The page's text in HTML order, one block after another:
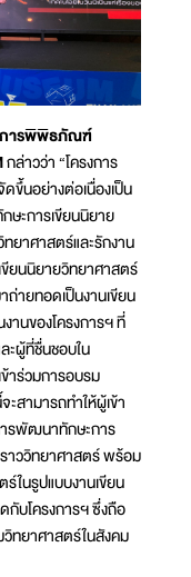
การพิพิธภัณฑ์
กล่าวว่า “โครงการ
ขึ้นอย่างต่อเนื่องเป็น
ะการเขียนนิยาย
ยาศาสตร์และรักงาน
ยนนิยายวิทยาศาสตร์
ถ่ายทอดเป็นงานเขียน
านของโครงการฯ ที่
ะผู้ที่ชื่นชอบใน
าร่วมการอบรม
สามารถทำให้ผู้เข้า
ารพัฒนาทักษะการ
าววิทยาศาสตร์ พร้อม
ในรูปแบบงานเขียน
กับโครงการฯ ซึ่งถือ
ทยาศาสตร์ในสังคม